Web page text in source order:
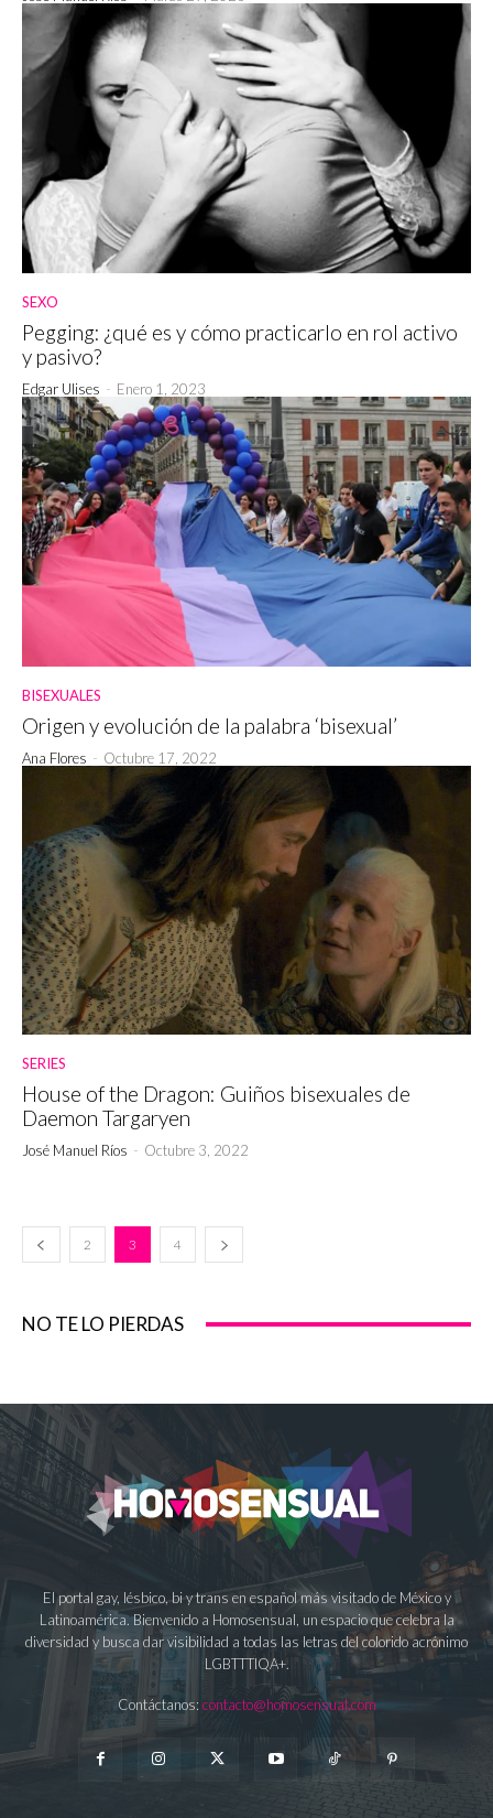
SEXO
Pegging: ¿qué es y cómo practicarlo en rol activo
y pasivo?
Edgar Ulises - Enero 1, 2023
BISEXUALES
Origen y evolución de la palabra ‘bisexual’
Ana Flores - Octubre 17, 2022
SERIES
House of the Dragon: Guiños bisexuales de
Daemon Targaryen
José Manuel Ríos - Octubre 3, 2022
2 3 4
NO TE LO PIERDAS
El portal gay, lésbico, bi y trans en español más visitado de México y
Latinoamérica. Bienvenido a Homosensual, un espacio que celebra la
diversidad y busca dar visibilidad a todas las letras del colorido acrónimo
LGBTTTIQA+.
Contáctanos: contacto@homosensual.com